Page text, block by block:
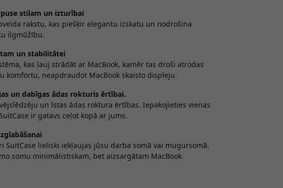
stilam un izturībai
rakstu, kas piešķir elegantu izskatu un nodrošina
ilgmūžību.
un stabilitātei
kas ļauj strādāt ar MacBook, kamēr tas droši atrodas
komfortu, neapdraudot MacBook skaisto displeju.
un dabīgas ādas rokturis ērtībai.
un īstas ādas roktura ērtības. Iepakojieties vienas
ir gatavs ceļot kopā ar jums.
lieliski iekļaujas jūsu darba somā vai mugursomā.
somu minimālistiskam, bet aizsargātam MacBook